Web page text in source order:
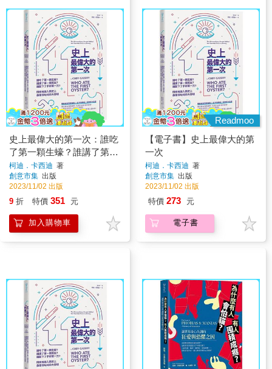
史上最偉大的第一次：誰吃
了第一顆生蠔？誰講了第一
個笑話？誰劃下了手術第一
刀？科學解謎人類史上最值
得玩味的大發現
柯迪．卡西迪 著
創意市集 出版
2023/11/02 出版
9 折 特價 351 元
加入購物車
Readmoo
【電子書】史上最偉大的第
一次
柯迪．卡西迪 著
創意市集 出版
2023/11/02 出版
特價 273 元
電子書